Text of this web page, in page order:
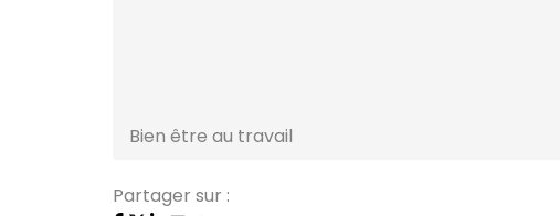
Bien être au travail
Partager sur :